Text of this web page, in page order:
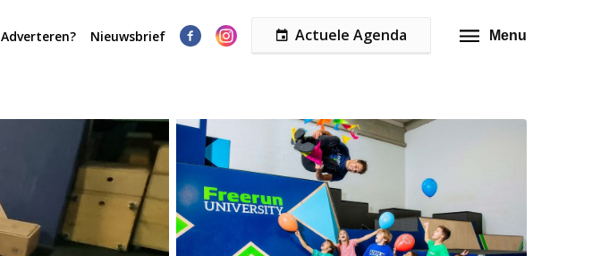
Adverteren? Nieuwsbrief Actuele Agenda Menu